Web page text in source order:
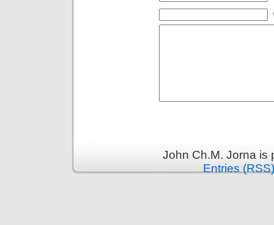
John Ch.M. Jorna
Entries (RSS)